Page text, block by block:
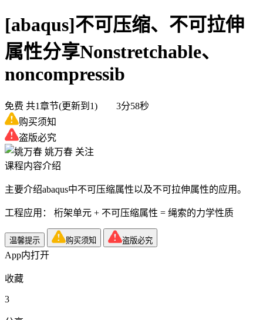
[abaqus]不可压缩、不可拉伸
属性分享Nonstretchable、
noncompressib
免费 共1章节(更新到1) 3分58秒
购买须知
盗版必究
姚万春 关注
课程内容介绍
主要介绍abaqus中不可压缩属性以及不可拉伸属性的应用。
工程应用： 桁架单元 + 不可压缩属性 = 绳索的力学性质
温馨提示 购买须知 盗版必究
App内打开
收藏
3